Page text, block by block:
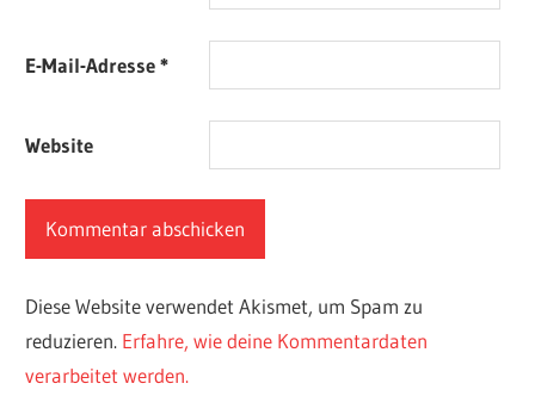
E-Mail-Adresse*
Website
Diese Website verwendet Akismet, um Spam zu
reduzieren. Erfahre, wie deine Kommentardaten
verarbeitet werden.